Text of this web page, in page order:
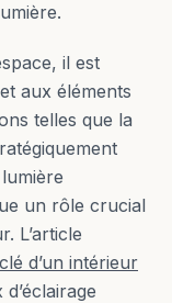
il est
aux éléments
telles que la
un rôle crucial
L’article
d’un intérieur